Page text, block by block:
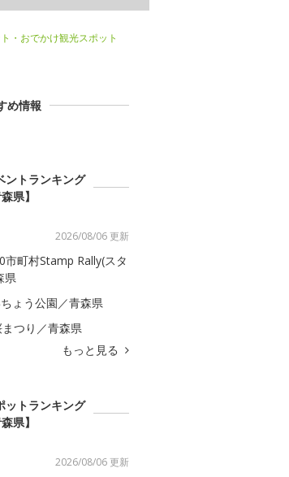
・おでかけ観光スポット
め情報
ントランキング
森県】
2026/08/06 更新
市町村Stamp Rally(スタ
県
ょう公園／青森県
つり／青森県
もっと見る
ットランキング
森県】
2026/08/06 更新